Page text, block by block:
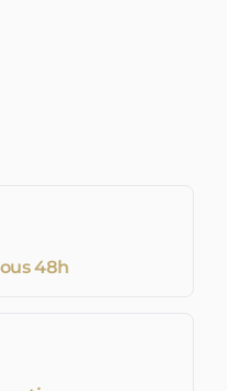
48h